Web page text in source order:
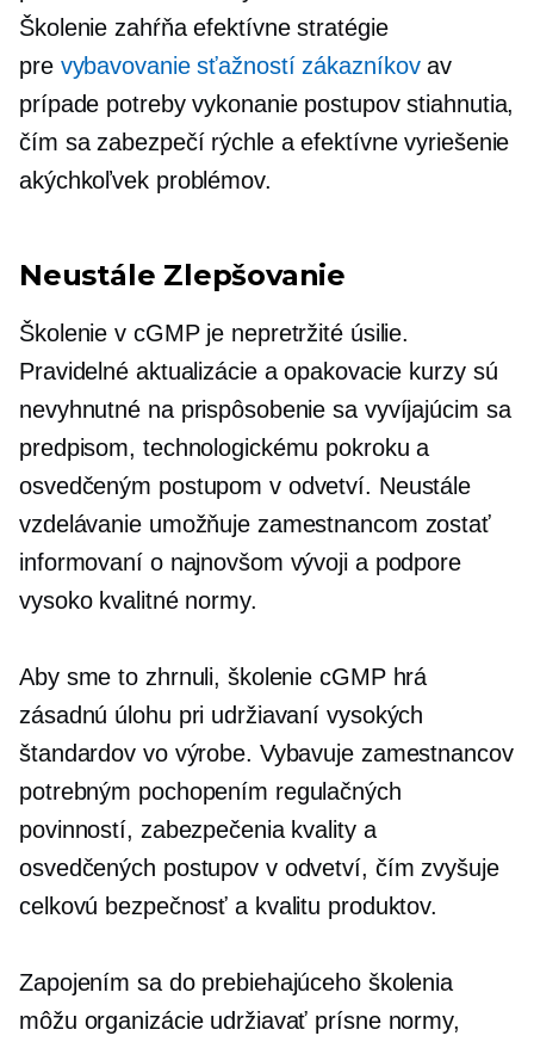
Školenie zahŕňa efektívne stratégie
pre vybavovanie sťažností zákazníkovav
prípade potreby vykonanie postupov stiahnutia,
čím sa zabezpečí rýchle a efektívne vyriešenie
akýchkoľvek problémov.
Neustále Zlepšovanie
Školenie v cGMP je nepretržité úsilie.
Pravidelné aktualizácie a opakovacie kurzy sú
nevyhnutné na prispôsobenie sa vyvíjajúcim sa
predpisom, technologickému pokroku a
osvedčeným postupom v odvetví. Neustále
vzdelávanie umožňuje zamestnancom zostať
informovaní o najnovšom vývoji a podpore
vysoko kvalitnénormy.
Aby sme to zhrnuli, školenie cGMP hrá
zásadnú úlohu pri udržiavaní vysokých
štandardov vo výrobe. Vybavuje zamestnancov
potrebným pochopením regulačných
povinností, zabezpečenia kvality a
osvedčených postupov v odvetví, čím zvyšuje
celkovú bezpečnosť a kvalitu produktov.
Zapojením sa do prebiehajúceho školenia
môžu organizácie udržiavať prísne normy,